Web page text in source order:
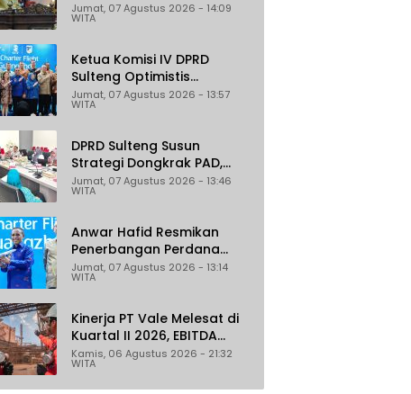
Sulteng Periode 2026–2031
Jumat, 07 Agustus 2026 - 14:09
WITA
Ketua Komisi IV DPRD
Sulteng Optimistis
Penerbangan Palu–
Guangzhou Dongkrak
Jumat, 07 Agustus 2026 - 13:57
WITA
DPRD Sulteng Susun
Strategi Dongkrak PAD,
Target Daerah Jadi
Pengelola Sekaligus
Jumat, 07 Agustus 2026 - 13:46
WITA
Anwar Hafid Resmikan
Penerbangan Perdana
Palu-Guangzhou, Sejumlah
Maskapai Jajaki Rute
Jumat, 07 Agustus 2026 - 13:14
WITA
Kinerja PT Vale Melesat di
Kuartal II 2026, EBITDA
Tumbuh 45 Persen
Kamis, 06 Agustus 2026 - 21:32
WITA